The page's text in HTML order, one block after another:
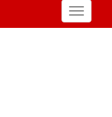
Toggle